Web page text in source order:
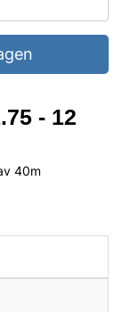
- 12
40m